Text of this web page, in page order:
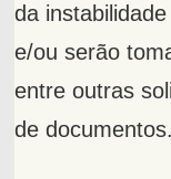
da
e/ou serão
entre outras
de documentos.